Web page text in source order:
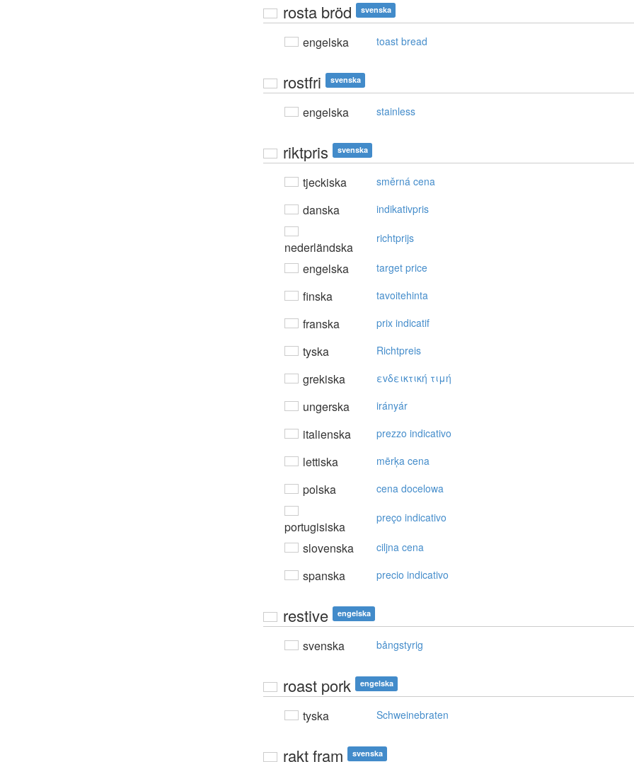
rosta bröd svenska
engelska toast bread
rostfri svenska
engelska stainless
riktpris svenska
tjeckiska směrná cena
danska indikativpris
nederländska
richtprijs
engelska target price
finska tavoitehinta
franska prix indicatif
tyska Richtpreis
grekiska εvδεικτική τιμή
ungerska irányár
italienska prezzo indicativo
lettiska mērķa cena
polska cena docelowa
portugisiska
preço indicativo
slovenska ciljna cena
spanska precio indicativo
restive engelska
svenska bångstyrig
roast pork engelska
tyska Schweinebraten
rakt fram svenska